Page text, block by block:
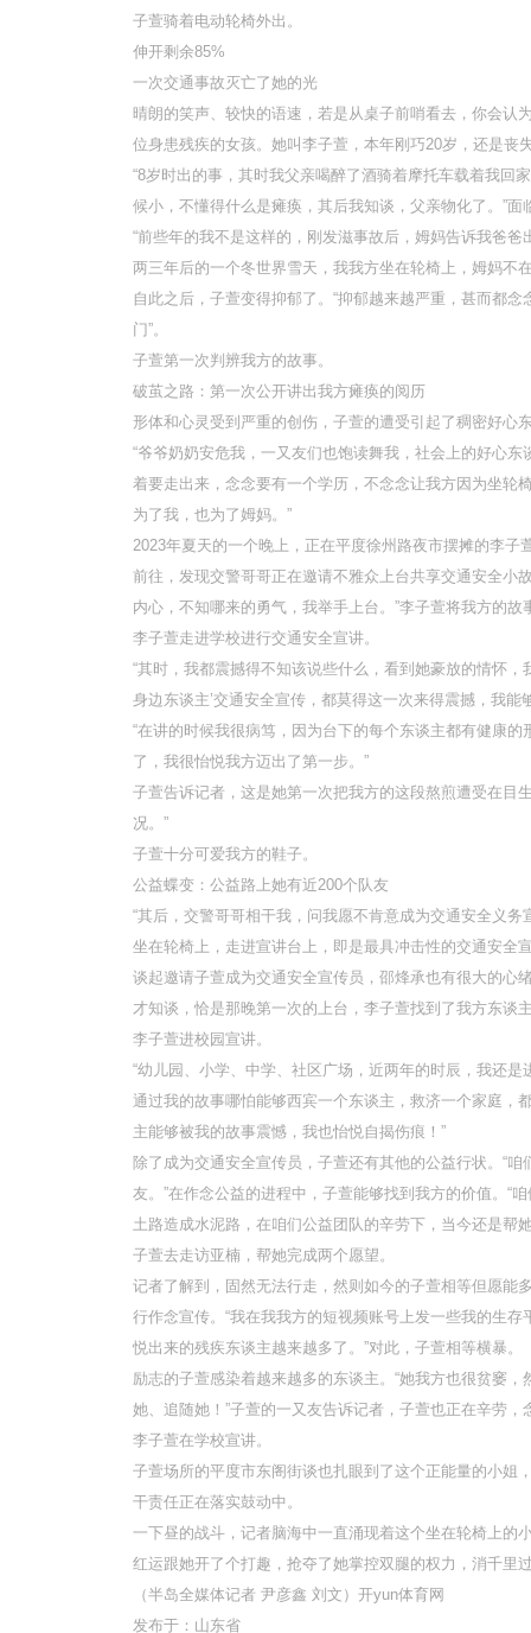
子萱骑着电动轮椅外出。
伸开剩余85%
一次交通事故灭亡了她的光
晴朗的笑声、较快的语速，若是从桌子前哨看去，你会认
位身患残疾的女孩。她叫李子萱，本年刚巧20岁，还是丧
“8岁时出的事，其时我父亲喝醉了酒骑着摩托车载着我回
候小，不懂得什么是瘫痪，其后我知谈，父亲物化了。”
“前些年的我不是这样的，刚发滋事故后，姆妈告诉我爸
两三年后的一个冬世界雪天，我我方坐在轮椅上，姆妈不
自此之后，子萱变得抑郁了。“抑郁越来越严重，甚而都
门”。
子萱第一次判辨我方的故事。
破茧之路：第一次公开讲出我方瘫痪的阅历
形体和心灵受到严重的创伤，子萱的遭受引起了稠密好心
“爷爷奶奶安危我，一又友们也饱读舞我，社会上的好心
着要走出来，念念要有一个学历，不念念让我方因为坐轮
为了我，也为了姆妈。”
2023年夏天的一个晚上，正在平度徐州路夜市摆摊的李
前往，发现交警哥哥正在邀请不雅众上台共享交通安全小
内心，不知哪来的勇气，我举手上台。”李子萱将我方的
李子萱走进学校进行交通安全宣讲。
“其时，我都震撼得不知该说些什么，看到她豪放的情怀
身边东谈主’交通安全宣传，都莫得这一次来得震撼，我能
“在讲的时候我很病笃，因为台下的每个东谈主都有健康
了，我很怡悦我方迈出了第一步。”
子萱告诉记者，这是她第一次把我方的这段熬煎遭受在目
况。”
子萱十分可爱我方的鞋子。
公益蝶变：公益路上她有近200个队友
“其后，交警哥哥相干我，问我愿不肯意成为交通安全义
坐在轮椅上，走进宣讲台上，即是最具冲击性的交通安全
谈起邀请子萱成为交通安全宣传员，邵烽承也有很大的心
才知谈，恰是那晚第一次的上台，李子萱找到了我方东谈
李子萱进校园宣讲。
“幼儿园、小学、中学、社区广场，近两年的时辰，我还
通过我的故事哪怕能够西宾一个东谈主，救济一个家庭，
主能够被我的故事震憾，我也怡悦自揭伤痕！”
除了成为交通安全宣传员，子萱还有其他的公益行状。“
友。”在作念公益的进程中，子萱能够找到我方的价值。“
土路造成水泥路，在咱们公益团队的辛劳下，当今还是帮
子萱去走访亚楠，帮她完成两个愿望。
记者了解到，固然无法行走，然则如今的子萱相等但愿能
行作念宣传。“我在我我方的短视频账号上发一些我的生
悦出来的残疾东谈主越来越多了。”对此，子萱相等横暴。
励志的子萱感染着越来越多的东谈主。“她我方也很贫窭
她、追随她！”子萱的一又友告诉记者，子萱也正在辛劳
李子萱在学校宣讲。
子萱场所的平度市东阁街谈也扎眼到了这个正能量的小姐
干责任正在落实鼓动中。
一下昼的战斗，记者脑海中一直涌现着这个坐在轮椅上的
红运跟她开了个打趣，抢夺了她掌控双腿的权力，消千里
（半岛全媒体记者 尹彦鑫 刘文）开yun体育网
发布于：山东省